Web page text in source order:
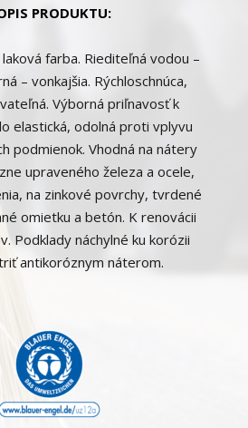
PRODUKTU:
farba. Riediteľná vodou –
– vonkajšia. Rýchloschnúca,
Výborná priľnavosť k
elastická, odolná proti vplyvu
podmienok. Vhodná na nátery
upraveného železa a ocele,
na zinkové povrchy, tvrdené
omietku a betón. K renovácii
Podklady náchylné ku korózii
antikoróznym náterom.